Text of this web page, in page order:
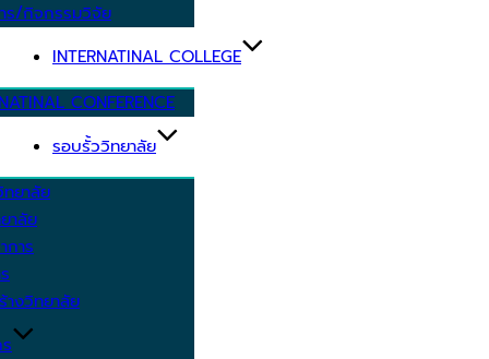
ร/กิจกรรมวิจัย
INTERNATINAL COLLEGE
CONFERENCE
รอบรั้ววิทยาลัย
ทยาลัย
าลัย
การ
างวิทยาลัย